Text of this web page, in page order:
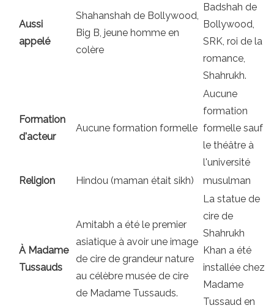
Aussi
appelé
Shahanshah de Bollywood,
Big B, jeune homme en
colère
Badshah de
Bollywood,
SRK, roi de la
romance,
Shahrukh.
Formation
d'acteur
Aucune formation formelle
Aucune
formation
formelle sauf
le théâtre à
l'université
Religion
Hindou (maman était sikh) musulman
À Madame
Tussauds
Amitabh a été le premier
asiatique à avoir une image
de cire de grandeur nature
au célèbre musée de cire
de Madame Tussauds.
La statue de
cire de
Shahrukh
Khan a été
installée chez
Madame
Tussaud en